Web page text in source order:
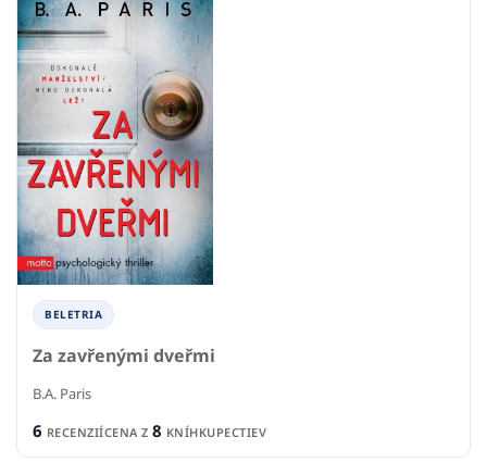
BELETRIA
Za zavřenými dveřmi
B.A. Paris
6 RECENZIÍCENA Z 8 KNÍHKUPECTIEV